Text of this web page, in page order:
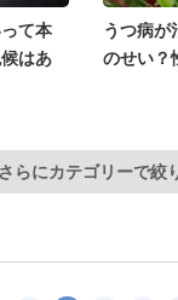
て本
はあ
うつ病が
のせい？
さらにカテゴリーで絞